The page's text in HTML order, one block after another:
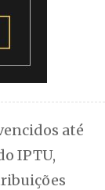
até
IPTU,